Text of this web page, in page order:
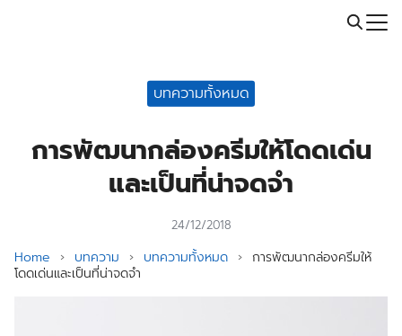
Call: 064-246-5614 | Line: @thaiprintshop
บทความทั้งหมด
การพัฒนากล่องครีมให้โดดเด่น
และเป็นที่น่าจดจำ
24/12/2018
Home › บทความ › บทความทั้งหมด › การพัฒนากล่องครีมให้
โดดเด่นและเป็นที่น่าจดจำ